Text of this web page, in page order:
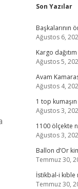
Son Yazılar
Başkalarının
Ağustos 6,
Kargo
Ağustos 5,
Avam
Ağustos 4,
1 top
Ağustos 3,
1100 ölçekte
Ağustos 3,
Ballon d’Or
Temmuz 30,
İstikbal-i
Temmuz 30,